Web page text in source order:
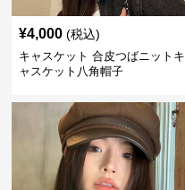
¥4,000 (税込)
キャスケット 合皮つばニットキ
ャスケット八角帽子